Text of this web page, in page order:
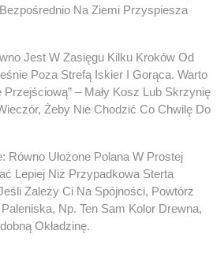
Na Ziemi Przyspiesza
Jest W Zasięgu Kilku Kroków Od
Poza Strefą Iskier I Gorąca. Warto
Przejściową” – Mały Kosz Lub Skrzynię
Żeby Nie Chodzić Co Chwilę Do
Równo Ułożone Polana W Prostej
Lepiej Niż Przypadkowa Sterta
Zależy Ci Na Spójności, Powtórz
Np. Ten Sam Kolor Drewna,
Okładzinę.